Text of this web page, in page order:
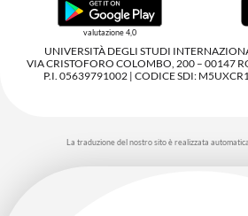
valutazione 4,0
UNIVERSITÀ DEGLI STUDI
VIA CRISTOFORO COLOMBO, 200 – 00147
P.I. 05639791002 | CODICE SDI:
La traduzione del nostro sito è realizzata